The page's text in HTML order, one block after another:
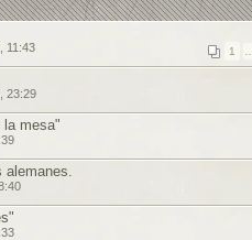
1
11:43
23:29
la mesa"
alemanes.